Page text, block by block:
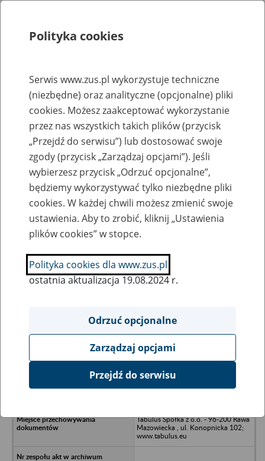
Rejestry, ewidencje i archiwa
Baza zlikwidowanych lub
przekształconych zakładów pracy
Nazwa zakładu pracy:
SZUKAJ
Ukryj wszystkie pozycje bazy
Rolnicza Spółdzielnia Produkcyjna w
Tabulus Spółka z o.o. - 96-200 Rawa
Mazowiecka , ul. Konopnicka 102;
www.tabulus.eu
Polityka cookies
Serwis www.zus.pl wykorzystuje techniczne
(niezbędne) oraz analityczne (opcjonalne) pliki
cookies. Możesz zaakceptować wykorzystanie
przez nas wszystkich takich plików (przycisk
„Przejdź do serwisu”) lub dostosować swoje
zgody (przycisk „Zarządzaj opcjami”). Jeśli
wybierzesz przycisk „Odrzuć opcjonalne”,
będziemy wykorzystywać tylko niezbędne pliki
cookies. W każdej chwili możesz zmienić swoje
ustawienia. Aby to zrobić, kliknij „Ustawienia
plików cookies” w stopce.
Polityka cookies dla www.zus.pl
ostatnia aktualizacja 19.08.2024 r.
Odrzuć opcjonalne
Zarządzaj opcjami
Przejdź do serwisu